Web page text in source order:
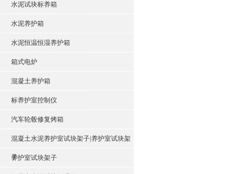
水泥试块标养箱
水泥养护箱
水泥恒温恒湿养护箱
箱式电炉
混凝土养护箱
标养护室控制仪
汽车轮毂修复烤箱
混凝土水泥养护室试块架子|养护室试块架
子
养护室试块架子